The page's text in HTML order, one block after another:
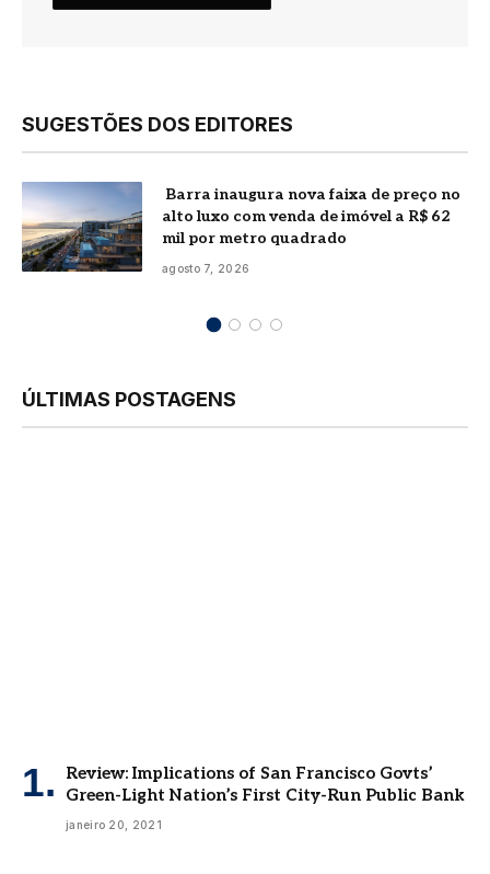
SUGESTÕES DOS EDITORES
Barra inaugura nova faixa de preço no
alto luxo com venda de imóvel a R$ 62
mil por metro quadrado
agosto 7, 2026
ÚLTIMAS POSTAGENS
Review: Implications of San Francisco Govts’
Green-Light Nation’s First City-Run Public Bank
janeiro 20, 2021